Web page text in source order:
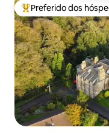
Entre os melhores
Preferido dos